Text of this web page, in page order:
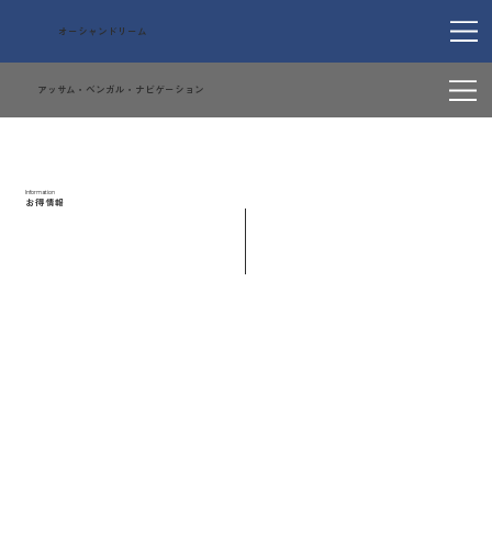
オーシャンドリーム
アッサム・ベンガル・ナビゲーション
Information
お得情報